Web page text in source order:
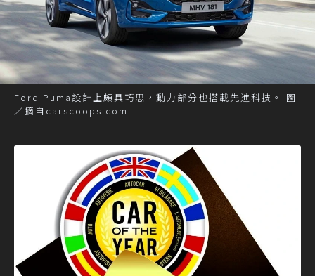
Ford Puma設計上頗具巧思，動力部分也搭載先進科技。 圖
／摘自carscoops.com